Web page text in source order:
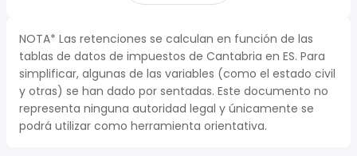
NOTA* Las retenciones se calculan en función de las
tablas de datos de impuestos de Cantabria en ES. Para
simplificar, algunas de las variables (como el estado civil
y otras) se han dado por sentadas. Este documento no
representa ninguna autoridad legal y únicamente se
podrá utilizar como herramienta orientativa.